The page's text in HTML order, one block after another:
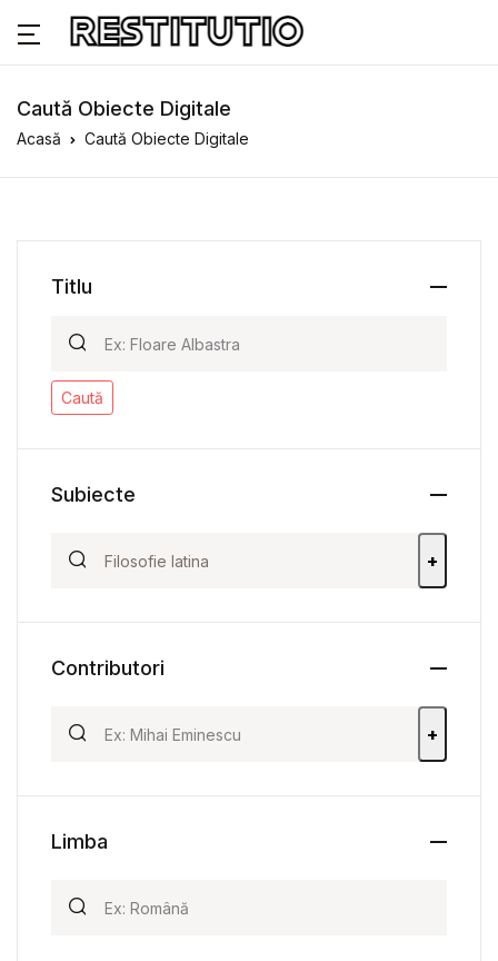
Caută Obiecte Digitale
Acasă Caută Obiecte Digitale
Titlu
Caută
Subiecte
+
Contributori
+
Limba